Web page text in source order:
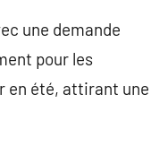
une demande
pour les
en été, attirant une